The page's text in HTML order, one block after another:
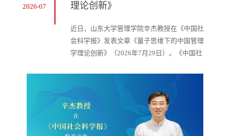
2026-07 理论创新》
近日，山东大学管理学院辛杰教授在《中国社
会科学报》发表文章《量子思维下的中国管理
学理论创新》（2026年7月29日）。《中国社
术水准的综合性期刊《中国社会科学》同根同
源，同属中国社会科学杂志社“六刊两报一网”
学术媒体矩阵的核心组成部分，是面向全国理
论界和学术界的大型理论学术报纸，在经济